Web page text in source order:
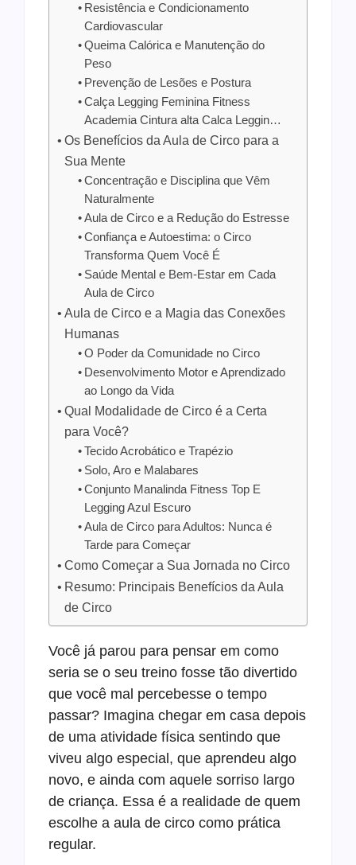
Resistência e Condicionamento
Cardiovascular
Queima Calórica e Manutenção do
Peso
Prevenção de Lesões e Postura
Calça Legging Feminina Fitness
Academia Cintura alta Calca Leggin…
Os Benefícios da Aula de Circo para a
Sua Mente
Concentração e Disciplina que Vêm
Naturalmente
Aula de Circo e a Redução do Estresse
Confiança e Autoestima: o Circo
Transforma Quem Você É
Saúde Mental e Bem-Estar em Cada
Aula de Circo
Aula de Circo e a Magia das Conexões
Humanas
O Poder da Comunidade no Circo
Desenvolvimento Motor e Aprendizado
ao Longo da Vida
Qual Modalidade de Circo é a Certa
para Você?
Tecido Acrobático e Trapézio
Solo, Aro e Malabares
Conjunto Manalinda Fitness Top E
Legging Azul Escuro
Aula de Circo para Adultos: Nunca é
Tarde para Começar
Como Começar a Sua Jornada no Circo
Resumo: Principais Benefícios da Aula
de Circo
Você já parou para pensar em como
seria se o seu treino fosse tão divertido
que você mal percebesse o tempo
passar? Imagina chegar em casa depois
de uma atividade física sentindo que
viveu algo especial, que aprendeu algo
novo, e ainda com aquele sorriso largo
de criança. Essa é a realidade de quem
escolhe a aula de circo como prática
regular.